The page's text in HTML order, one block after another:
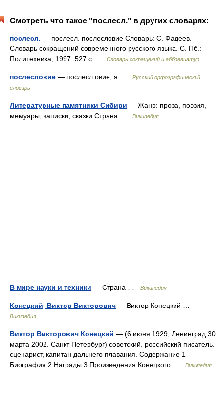
Смотреть что такое "послесл." в других словарях:
послесл. — послесл. послесловие Словарь: С. Фадеев.
Словарь сокращений современного русского языка. С. Пб.:
Политехника, 1997. 527 с …
Словарь сокращений и аббревиатур
послесловие — послесл овие, я …
Русский орфографический
словарь
Литературные памятники Сибири — Жанр: проза, поэзия,
мемуары, записки, сказки Страна …
Википедия
В мире науки и техники — Страна … Википедия
Конецкий, Виктор Викторович — Виктор Конецкий …
Википедия
Виктор Викторович Конецкий — (6 июня 1929, Ленинград 30
марта 2002, Санкт Петербург) советский, российский писатель,
сценарист, капитан дальнего плавания. Содержание 1
Биография 2 Награды 3 Произведения Конецкого …
Википедия